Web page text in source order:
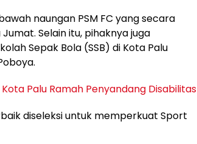
naungan PSM FC yang secara
Selain itu, pihaknya juga
Sepak Bola (SSB) di Kota Palu
Palu Ramah Penyandang Disabilitas
diseleksi untuk memperkuat Sport